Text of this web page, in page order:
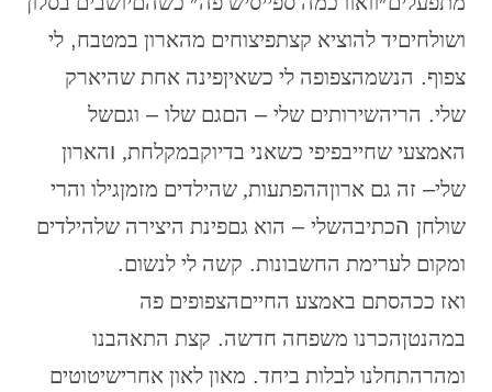
ושולחיםיד להוציא קצתפיצוחים מהארון במטבח,לי
צפוף.הנשמהצפופה לי כשאיןפינה אחת שהיארק
שלי.הריהשירותים שלי–הםגם שלו–וגםשל
האמצעי שחייבפיפי כשאני בדיוקבמקלחת,והארון
שלי–זה גם ארוןההפתעות, שהילדים מזמןגילו והרי
שולחןה כתיבהשלי–הוא גםפינת היצירה שלהילדים
ומקום לערימת החשבונות.קשה לי לנשום.
ואז ככהסתם באמצע החייםהצפופים פה
במהנטןהכרנו משפחה חדשה.קצת התאהבנו
ומהרהתחלנו לבלות ביחד.מאון לאון אחרישיטוטים